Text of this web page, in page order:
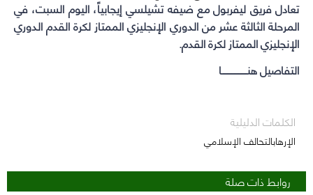
تعادل فريق ليفربول مع ضيفه تشيلسي إيجابياً، اليوم السبت، في
المرحلة الثالثة عشر من الدوري الإنجليزي الممتاز لكرة القدم الدوري
الإنجليزي الممتاز لكرة القدم.
التفاصيل هنــــــــــــــــــا
الكلمات الدليلية
الإرهابالتحالف الإسلامي
روابط ذات صلة